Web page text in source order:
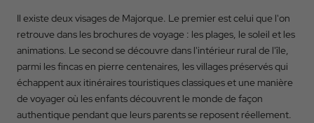
Il existe deux visages de Majorque. Le premier est celui que l'on
retrouve dans les brochures de voyage : les plages, le soleil et les
animations. Le second se découvre dans l'intérieur rural de l'île,
parmi les fincas en pierre centenaires, les villages préservés qui
échappent aux itinéraires touristiques classiques et une manière
de voyager où les enfants découvrent le monde de façon
authentique pendant que leurs parents se reposent réellement.